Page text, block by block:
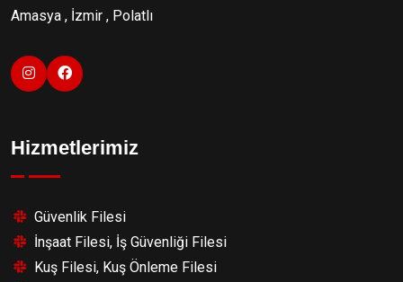
Amasya , İzmir , Polatlı
Hizmetlerimiz
Güvenlik Filesi
İnşaat Filesi, İş Güvenliği Filesi
Kuş Filesi, Kuş Önleme Filesi